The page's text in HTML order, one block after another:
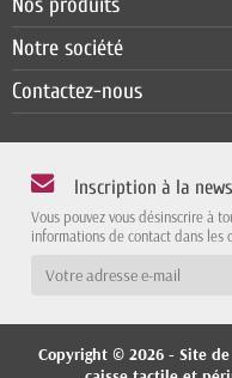
Notre société
Contactez-nous
Inscription à la
Vous pouvez vous désinscrire à
informations de contact dans les
Copyright © 2026 - Site